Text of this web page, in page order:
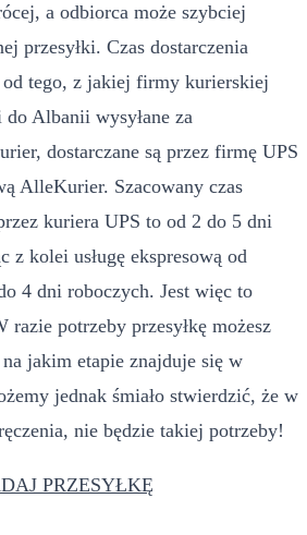
a odbiorca może szybciej
przesyłki. Czas dostarczenia
od tego, z jakiej firmy kurierskiej
do Albanii wysyłane za
dostarczane są przez firmę UPS
AlleKurier. Szacowany czas
kuriera UPS to od 2 do 5 dni
z kolei usługę ekspresową od
4 dni roboczych. Jest więc to
razie potrzeby przesyłkę możesz
jakim etapie znajduje się w
jednak śmiało stwierdzić, że w
nie będzie takiej potrzeby!
PRZESYŁKĘ